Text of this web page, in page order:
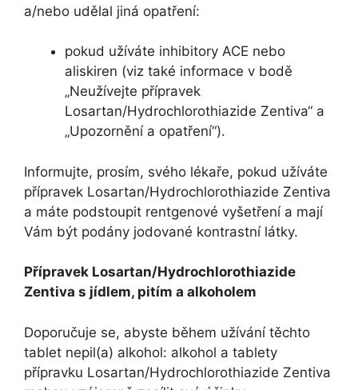
a/nebo udělal jiná opatření:
pokud užíváte inhibitory ACE nebo
aliskiren (viz také informace v bodě
„Neužívejte přípravek
Losartan/Hydrochlorothiazide Zentiva“ a
„Upozornění a opatření“).
Informujte, prosím, svého lékaře, pokud užíváte
přípravek Losartan/Hydrochlorothiazide Zentiva
a máte podstoupit rentgenové vyšetření a mají
Vám být podány jodované kontrastní látky.
Přípravek Losartan/Hydrochlorothiazide
Zentiva s jídlem, pitím a alkoholem
Doporučuje se, abyste během užívání těchto
tablet nepil(a) alkohol: alkohol a tablety
přípravku Losartan/Hydrochlorothiazide Zentiva